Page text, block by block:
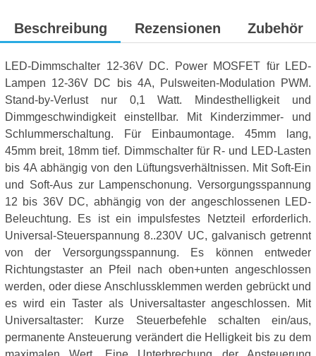
Beschreibung Rezensionen Zubehör
LED-Dimmschalter 12-36V DC. Power MOSFET für LED-
Lampen 12-36V DC bis 4A, Pulsweiten-Modulation PWM.
Stand-by-Verlust nur 0,1 Watt. Mindesthelligkeit und
Dimmgeschwindigkeit einstellbar. Mit Kinderzimmer- und
Schlummerschaltung. Für Einbaumontage. 45mm lang,
45mm breit, 18mm tief. Dimmschalter für R- und LED-Lasten
bis 4A abhängig von den Lüftungsverhältnissen. Mit Soft-Ein
und Soft-Aus zur Lampenschonung. Versorgungsspannung
12 bis 36V DC, abhängig von der angeschlossenen LED-
Beleuchtung. Es ist ein impulsfestes Netzteil erforderlich.
Universal-Steuerspannung 8..230V UC, galvanisch getrennt
von der Versorgungsspannung. Es können entweder
Richtungstaster an Pfeil nach oben+unten angeschlossen
werden, oder diese Anschlussklemmen werden gebrückt und
es wird ein Taster als Universaltaster angeschlossen. Mit
Universaltaster: Kurze Steuerbefehle schalten ein/aus,
permanente Ansteuerung verändert die Helligkeit bis zu dem